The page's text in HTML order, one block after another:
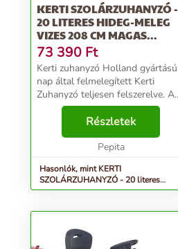
KERTI SZOLÁRZUHANYZÓ -
20 LITERES HIDEG-MELEG
VIZES 208 CM MAGAS...
73 390 Ft
Kerti zuhanyzó Holland gyártású a
nap által felmelegített Kerti
Zuhanyzó teljesen felszerelve. A
szolár energiát kihasználva
lehetősége van hideg-meleg vizes
zuhanyzásra kint a kertjében. A
Részletek
Pepita
Hasonlók, mint KERTI
SZOLÁRZUHANYZÓ - 20 literes
hideg-meleg vizes 208 cm magas...